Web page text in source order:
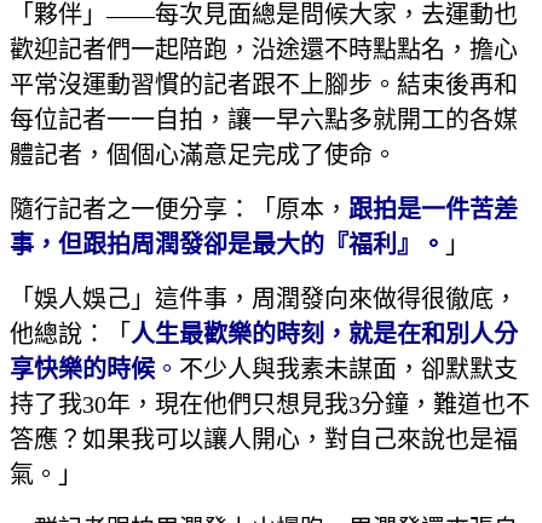
「夥伴」——每次見面總是問候大家，去運動也
歡迎記者們一起陪跑，沿途還不時點點名，擔心
平常沒運動習慣的記者跟不上腳步。結束後再和
每位記者一一自拍，讓一早六點多就開工的各媒
體記者，個個心滿意足完成了使命。
隨行記者之一便分享：「原本， 跟拍是一件苦差
事，但跟拍周潤發卻是最大的『福利』。 」
「娛人娛己」這件事，周潤發向來做得很徹底，
他總說：「 人生最歡樂的時刻，就是在和別人分
享快樂的時候 。 不少人與我素未謀面，卻默默支
持了我30年，現在他們只想見我3分鐘，難道也不
答應？如果我可以讓人開心，對自己來說也是福
氣。」